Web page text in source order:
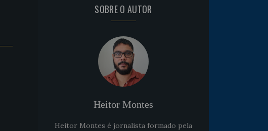
SOBRE O AUTOR
Heitor Montes
Heitor Montes é jornalista formado pela